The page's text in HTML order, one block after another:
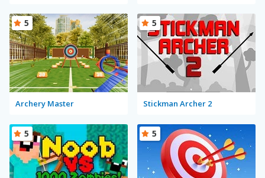
Archery Master
5
Stickman Archer 2
5
5 5